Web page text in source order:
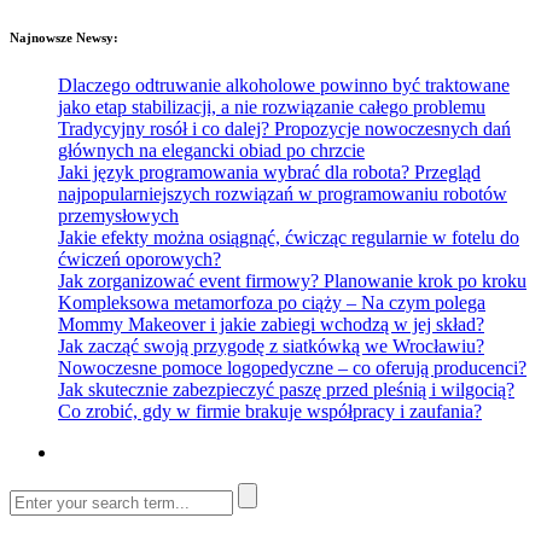
Najnowsze Newsy:
Dlaczego odtruwanie alkoholowe powinno być traktowane
jako etap stabilizacji, a nie rozwiązanie całego problemu
Tradycyjny rosół i co dalej? Propozycje nowoczesnych dań
głównych na elegancki obiad po chrzcie
Jaki język programowania wybrać dla robota? Przegląd
najpopularniejszych rozwiązań w programowaniu robotów
przemysłowych
Jakie efekty można osiągnąć, ćwicząc regularnie w fotelu do
ćwiczeń oporowych?
Jak zorganizować event firmowy? Planowanie krok po kroku
Kompleksowa metamorfoza po ciąży – Na czym polega
Mommy Makeover i jakie zabiegi wchodzą w jej skład?
Jak zacząć swoją przygodę z siatkówką we Wrocławiu?
Nowoczesne pomoce logopedyczne – co oferują producenci?
Jak skutecznie zabezpieczyć paszę przed pleśnią i wilgocią?
Co zrobić, gdy w firmie brakuje współpracy i zaufania?